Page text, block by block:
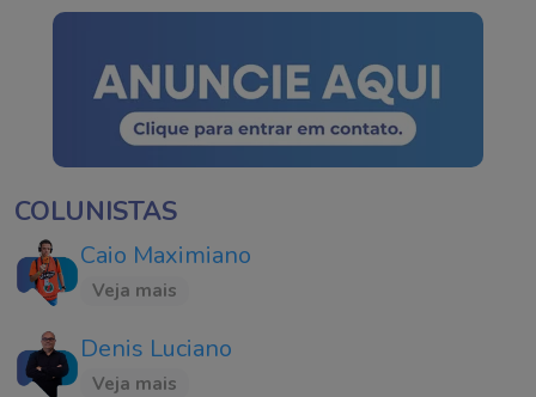
COLUNISTAS
Caio Maximiano
Veja mais
Denis Luciano
Veja mais